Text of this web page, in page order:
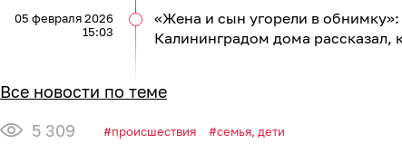
«Жена и сын угорели в
Калининградом дома рассказал,
05 февраля 2026
15:03
Все новости по теме
5 309
происшествия семья, дети